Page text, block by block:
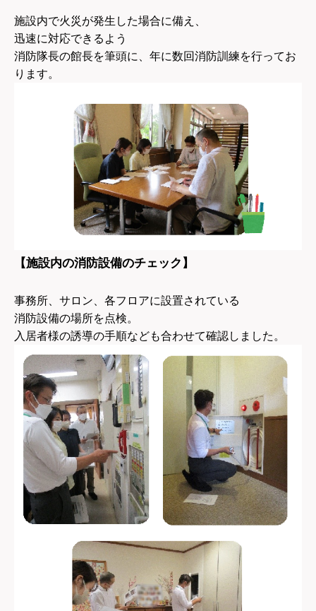
施設内で火災が発生した場合に備え、
迅速に対応できるよう
消防隊長の館長を筆頭に、年に数回消防訓練を行ってお
ります。
【施設内の消防設備のチェック】
事務所、サロン、各フロアに設置されている
消防設備の場所を点検。
入居者様の誘導の手順なども合わせて確認しました。